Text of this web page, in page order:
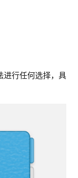
进行任何选择，具